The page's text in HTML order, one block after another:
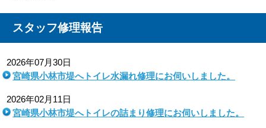
スタッフ修理報告
2026年07月30日
宮崎県小林市堤へトイレ水漏れ修理にお伺いしました。
2026年02月11日
宮崎県小林市堤へトイレの詰まり修理にお伺いしました。